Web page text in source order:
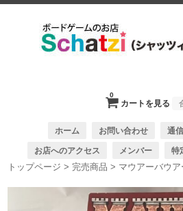
カートを見る
0
ホーム お問い合わせ 通
お店へのアクセス メンバー 特
トップページ > 完売商品 > マウアーバウア